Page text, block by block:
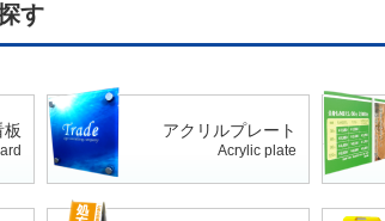
す
アクリルプレート
Acrylic plate